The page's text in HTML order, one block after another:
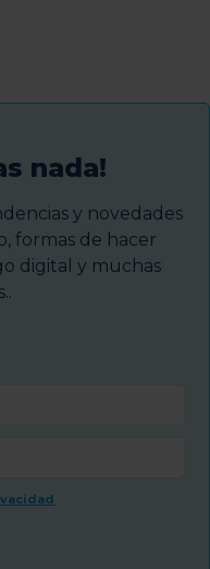
nada!
y novedades
formas de hacer
digital y muchas